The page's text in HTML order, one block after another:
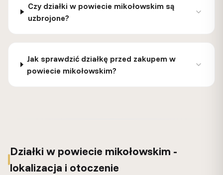
Czy działki w powiecie mikołowskim są
uzbrojone?
Jak sprawdzić działkę przed zakupem w
powiecie mikołowskim?
Działki w powiecie mikołowskim -
lokalizacja i otoczenie